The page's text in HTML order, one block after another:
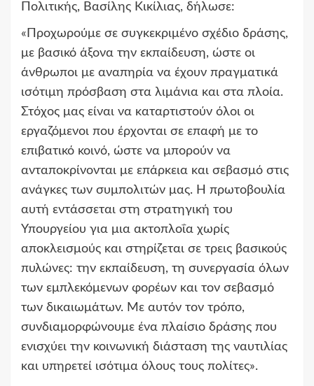
Πολιτικής, Βασίλης Κικίλιας, δήλωσε:
«Προχωρούμε σε συγκεκριμένο σχέδιο δράσης,
με βασικό άξονα την εκπαίδευση, ώστε οι
άνθρωποι με αναπηρία να έχουν πραγματικά
ισότιμη πρόσβαση στα λιμάνια και στα πλοία.
Στόχος μας είναι να καταρτιστούν όλοι οι
εργαζόμενοι που έρχονται σε επαφή με το
επιβατικό κοινό, ώστε να μπορούν να
ανταποκρίνονται με επάρκεια και σεβασμό στις
ανάγκες των συμπολιτών μας. Η πρωτοβουλία
αυτή εντάσσεται στη στρατηγική του
Υπουργείου για μια ακτοπλοΐα χωρίς
αποκλεισμούς και στηρίζεται σε τρεις βασικούς
πυλώνες: την εκπαίδευση, τη συνεργασία όλων
των εμπλεκόμενων φορέων και τον σεβασμό
των δικαιωμάτων. Με αυτόν τον τρόπο,
συνδιαμορφώνουμε ένα πλαίσιο δράσης που
ενισχύει την κοινωνική διάσταση της ναυτιλίας
και υπηρετεί ισότιμα όλους τους πολίτες».